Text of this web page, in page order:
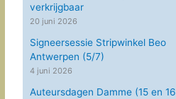
verkrijgbaar
20 juni 2026
Signeersessie Stripwinkel Beo
Antwerpen (5/7)
4 juni 2026
Auteursdagen Damme (15 en 16